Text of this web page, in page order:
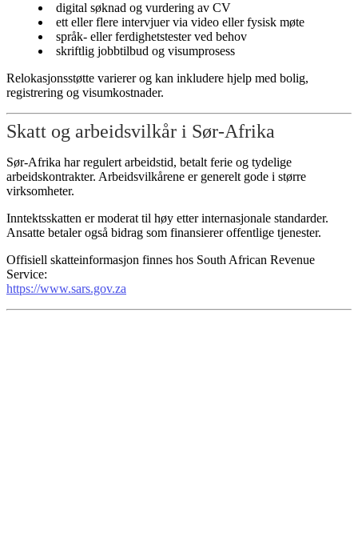
digital søknad og vurdering av CV
ett eller flere intervjuer via video eller fysisk møte
språk- eller ferdighetstester ved behov
skriftlig jobbtilbud og visumprosess
Relokasjonsstøtte varierer og kan inkludere hjelp med bolig,
registrering og visumkostnader.
Skatt og arbeidsvilkår i Sør-Afrika
Sør-Afrika har regulert arbeidstid, betalt ferie og tydelige
arbeidskontrakter. Arbeidsvilkårene er generelt gode i større
virksomheter.
Inntektsskatten er moderat til høy etter internasjonale standarder.
Ansatte betaler også bidrag som finansierer offentlige tjenester.
Offisiell skatteinformasjon finnes hos South African Revenue
Service:
https://www.sars.gov.za